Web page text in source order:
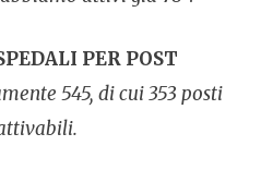
PER POST
545, di cui 353 posti